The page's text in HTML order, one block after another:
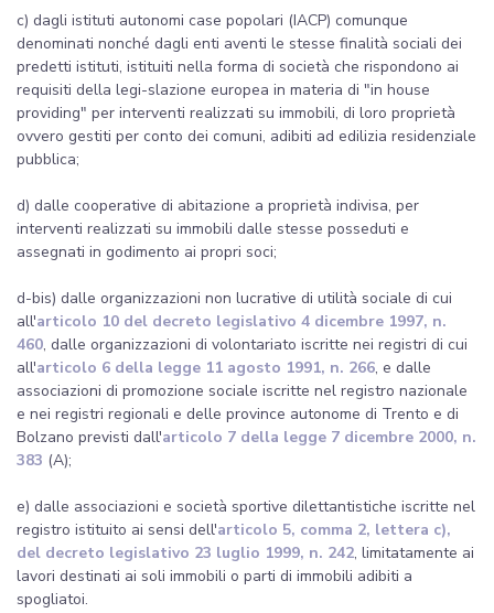
c) dagli istituti autonomi case popolari (IACP) comunque
denominati nonché dagli enti aventi le stesse finalità sociali dei
predetti istituti, istituiti nella forma di società che rispondono ai
requisiti della legi-slazione europea in materia di "in house
providing" per interventi realizzati su immobili, di loro proprietà
ovvero gestiti per conto dei comuni, adibiti ad edilizia residenziale
pubblica;
d) dalle cooperative di abitazione a proprietà indivisa, per
interventi realizzati su immobili dalle stesse posseduti e
assegnati in godimento ai propri soci;
d-bis) dalle organizzazioni non lucrative di utilità sociale di cui
all'articolo 10 del decreto legislativo 4 dicembre 1997, n.
460, dalle organizzazioni di volontariato iscritte nei registri di cui
all'articolo 6 della legge 11 agosto 1991, n. 266, e dalle
associazioni di promozione sociale iscritte nel registro nazionale
e nei registri regionali e delle province autonome di Trento e di
Bolzano previsti dall'articolo 7 della legge 7 dicembre 2000, n.
383 (A);
e) dalle associazioni e società sportive dilettantistiche iscritte nel
registro istituito ai sensi dell'articolo 5, comma 2, lettera c),
del decreto legislativo 23 luglio 1999, n. 242, limitatamente ai
lavori destinati ai soli immobili o parti di immobili adibiti a
spogliatoi.